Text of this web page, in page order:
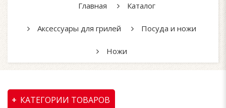
Главная Каталог
Аксессуары для грилей Посуда и ножи
Ножи
КАТЕГОРИИ ТОВАРОВ